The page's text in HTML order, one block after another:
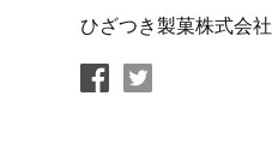
ひざつき製菓株式会社